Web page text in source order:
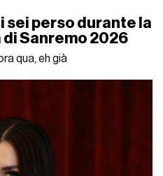
sei perso durante la
Sanremo 2026
qua, eh già